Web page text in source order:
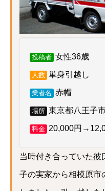
投稿者 女性36歳
人数 単身引越し
業者名 赤帽
場所 東京都八王子
料金 20,000円
当時付き合っていた彼
子の実家から相模原市